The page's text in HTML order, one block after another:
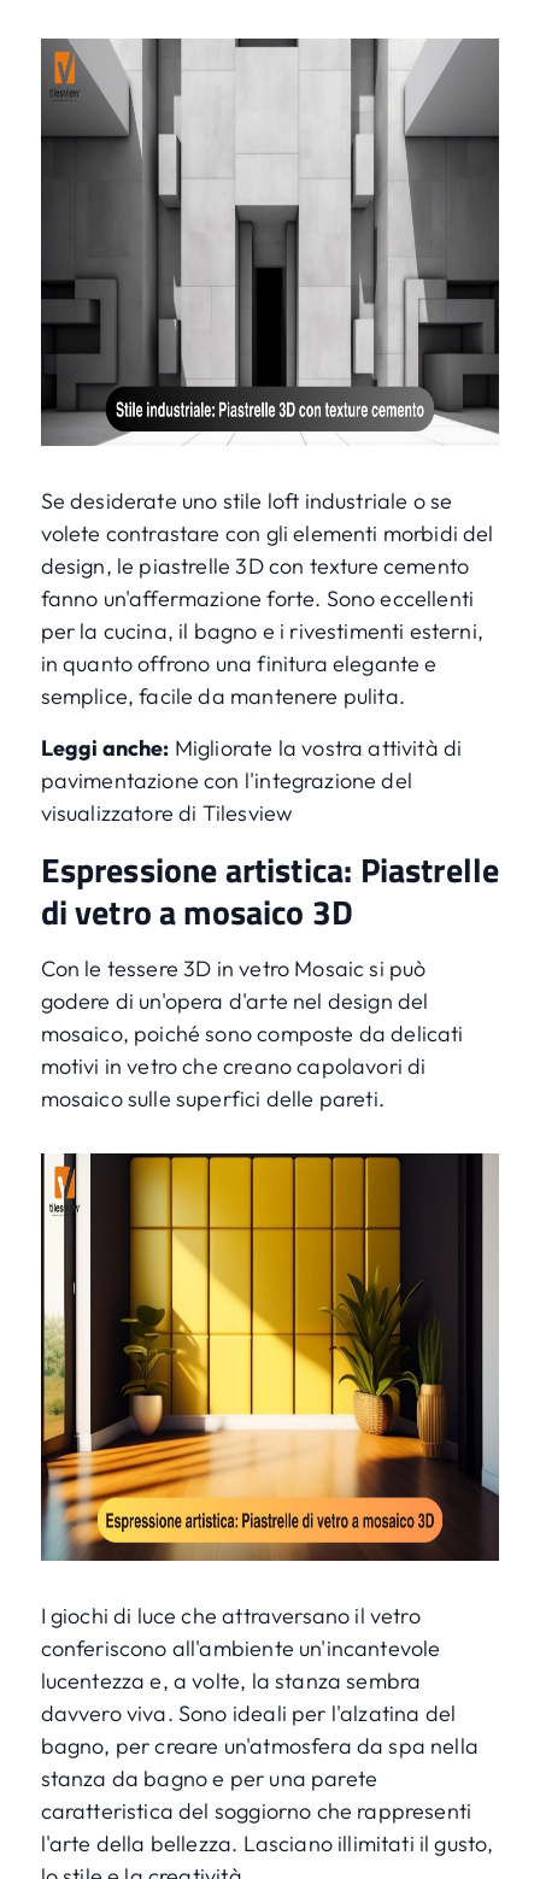
Se desiderate uno stile loft industriale o se
volete contrastare con gli elementi morbidi del
design, le piastrelle 3D con texture cemento
fanno un'affermazione forte. Sono eccellenti
per la cucina, il bagno e i rivestimenti esterni,
in quanto offrono una finitura elegante e
semplice, facile da mantenere pulita.
Leggi anche: Migliorate la vostra attività di
pavimentazione con l'integrazione del
visualizzatore di Tilesview
Espressione artistica: Piastrelle
di vetro a mosaico 3D
Con le tessere 3D in vetro Mosaic si può
godere di un'opera d'arte nel design del
mosaico, poiché sono composte da delicati
motivi in vetro che creano capolavori di
mosaico sulle superfici delle pareti.
I giochi di luce che attraversano il vetro
conferiscono all'ambiente un'incantevole
lucentezza e, a volte, la stanza sembra
davvero viva. Sono ideali per l'alzatina del
bagno, per creare un'atmosfera da spa nella
stanza da bagno e per una parete
caratteristica del soggiorno che rappresenti
l'arte della bellezza. Lasciano illimitati il gusto,